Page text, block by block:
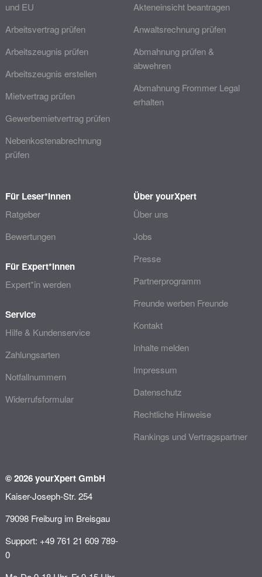
und EU
Arbeitsvertrag prüfen
Arbeitszeugnis prüfen
Arbeitszeugnis erstellen
Mietvertrag prüfen
Gewerbemietvertrag prüfen
Nebenkostenabrechnung
prüfen
Akteneinsicht beantragen
Anwaltsrechnung prüfen
Abmahnung prüfen &
abwehren
Abmahnung Frommer Legal
erhalten
Für Leser*innen
Ratgeber
Bewertungen
Für Expert*innen
Expert*in werden
Service
Hilfe & Kundenservice
Zahlungsarten
Notfallnummern
Widerrufsformular
Über yourXpert
Über uns
Jobs
Presse
Partnerprogramm
Freunde werben Freunde
Kontakt
Inhalte melden
Impressum
Datenschutz
Rechtliche Hinweise
Rankings und Vertragspartner
© 2026 yourXpert GmbH
Kaiser-Joseph-Str. 254
79098 Freiburg im Breisgau
Support: +49 761 21 609 789-
0